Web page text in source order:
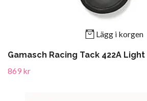
Lägg i korgen
Gamasch Racing Tack 422A Light
869 kr